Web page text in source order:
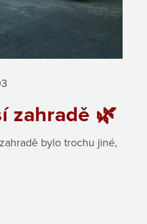
zahradě 🌿
bylo trochu jiné,